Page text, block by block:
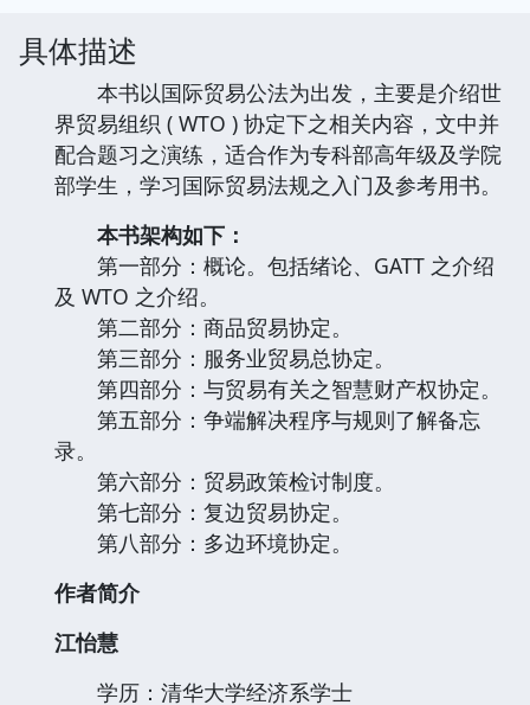
具体描述
本书以国际贸易公法为出发，主要是介绍世
界贸易组织 ( WTO ) 协定下之相关内容，文中并
配合题习之演练，适合作为专科部高年级及学院
部学生，学习国际贸易法规之入门及参考用书。
本书架构如下：
第一部分：概论。包括绪论、GATT 之介绍
及 WTO 之介绍。
第二部分：商品贸易协定。
第三部分：服务业贸易总协定。
第四部分：与贸易有关之智慧财产权协定。
第五部分：争端解决程序与规则了解备忘
录。
第六部分：贸易政策检讨制度。
第七部分：复边贸易协定。
第八部分：多边环境协定。
作者简介
江怡慧
学历：清华大学经济系学士